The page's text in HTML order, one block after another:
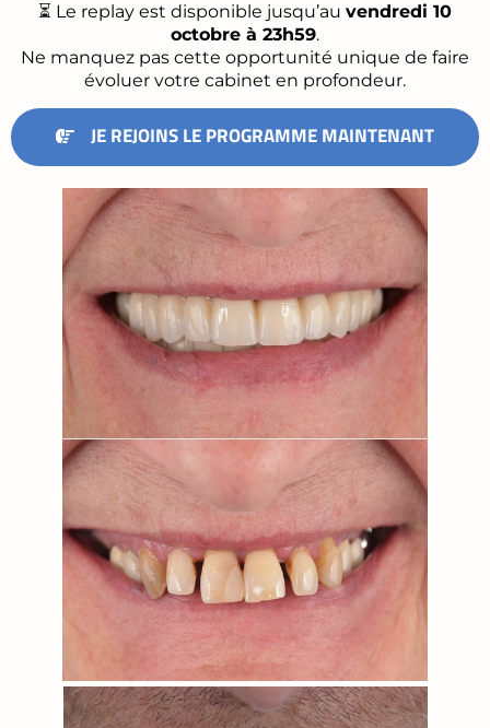
⏳ Le replay est disponible jusqu’au vendredi 10
octobre à 23h59.
Ne manquez pas cette opportunité unique de faire
évoluer votre cabinet en profondeur.
JE REJOINS LE PROGRAMME MAINTENANT